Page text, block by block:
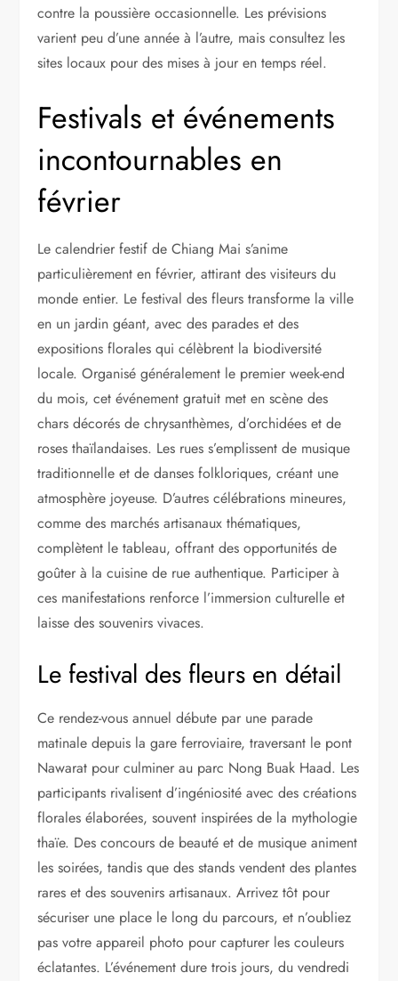
contre la poussière occasionnelle. Les prévisions
varient peu d’une année à l’autre, mais consultez les
sites locaux pour des mises à jour en temps réel.
Festivals et événements
incontournables en
février
Le calendrier festif de Chiang Mai s’anime
particulièrement en février, attirant des visiteurs du
monde entier. Le festival des fleurs transforme la ville
en un jardin géant, avec des parades et des
expositions florales qui célèbrent la biodiversité
locale. Organisé généralement le premier week-end
du mois, cet événement gratuit met en scène des
chars décorés de chrysanthèmes, d’orchidées et de
roses thaïlandaises. Les rues s’emplissent de musique
traditionnelle et de danses folkloriques, créant une
atmosphère joyeuse. D’autres célébrations mineures,
comme des marchés artisanaux thématiques,
complètent le tableau, offrant des opportunités de
goûter à la cuisine de rue authentique. Participer à
ces manifestations renforce l’immersion culturelle et
laisse des souvenirs vivaces.
Le festival des fleurs en détail
Ce rendez-vous annuel débute par une parade
matinale depuis la gare ferroviaire, traversant le pont
Nawarat pour culminer au parc Nong Buak Haad. Les
participants rivalisent d’ingéniosité avec des créations
florales élaborées, souvent inspirées de la mythologie
thaïe. Des concours de beauté et de musique animent
les soirées, tandis que des stands vendent des plantes
rares et des souvenirs artisanaux. Arrivez tôt pour
sécuriser une place le long du parcours, et n’oubliez
pas votre appareil photo pour capturer les couleurs
éclatantes. L’événement dure trois jours, du vendredi